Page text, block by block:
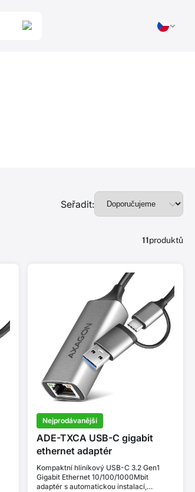
Seřadit:
11produktů
Nejprodávanější
ADE-TXCA USB-C gigabit
ethernet adaptér
Kompaktní hliníkový USB-C 3.2 Gen1
Gigabit Ethernet 10/100/1000Mbit
adaptér s automatickou instalací,